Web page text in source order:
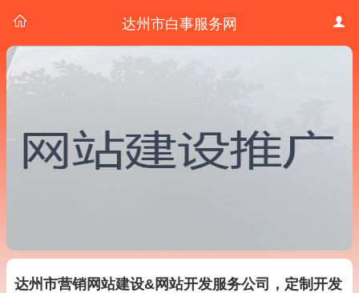
达州市白事服务网
达州市营销网站建设&网站开发服务公司，定制开发